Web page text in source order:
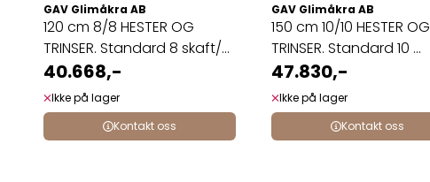
GAV Glimåkra AB
120 cm 8/8 HESTER OG
TRINSER. Standard 8 skaft/8
...
40.668,-
Ikke på lager
Kontakt oss
GAV Glimåkra AB
150 cm 10/10 HESTER OG
TRINSER. Standard 10 ...
47.830,-
Ikke på lager
Kontakt oss